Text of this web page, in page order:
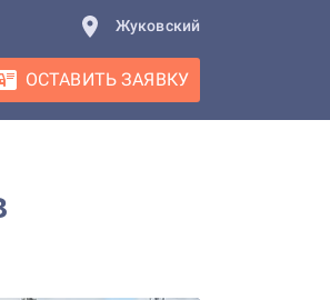
Жуковский
ОСТАВИТЬ ЗАЯВКУ